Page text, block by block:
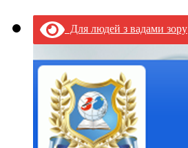
Для людей з вадами зору